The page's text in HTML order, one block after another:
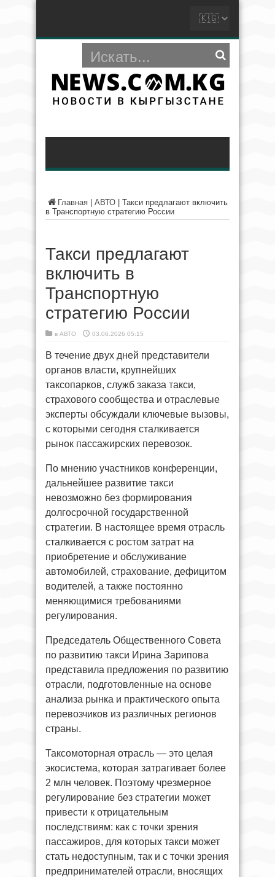
Главная АВТО
Такси предлагают включить
в Транспортную стратегию России
Такси предлагают
включить в
Транспортную
стратегию России
в АВТО 03.06.2026 05:15
В течение двух дней представители
органов власти, крупнейших
таксопарков, служб заказа такси,
страхового сообщества и отраслевые
эксперты обсуждали ключевые вызовы,
с которыми сегодня сталкивается
рынок пассажирских перевозок.
По мнению участников конференции,
дальнейшее развитие такси
невозможно без формирования
долгосрочной государственной
стратегии. В настоящее время отрасль
сталкивается с ростом затрат на
приобретение и обслуживание
автомобилей, страхование, дефицитом
водителей, а также постоянно
меняющимися требованиями
регулирования.
Председатель Общественного Совета
по развитию такси Ирина Зарипова
представила предложения по развитию
отрасли, подготовленные на основе
анализа рынка и практического опыта
перевозчиков из различных регионов
страны.
Таксомоторная отрасль — это целая
экосистема, которая затрагивает более
2 млн человек. Поэтому чрезмерное
регулирование без стратегии может
привести к отрицательным
последствиям: как с точки зрения
пассажиров, для которых такси может
стать недоступным, так и с точки зрения
предпринимателей отрасли, вносящих